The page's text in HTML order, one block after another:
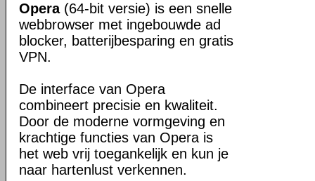
Opera(64-bit versie) is een snelle
webbrowser met ingebouwde ad
blocker, batterijbesparing en gratis
VPN.
De interface van Opera
combineert precisie en kwaliteit.
Door de moderne vormgeving en
krachtige functies van Opera is
het web vrij toegankelijk en kun je
naar hartenlust verkennen.